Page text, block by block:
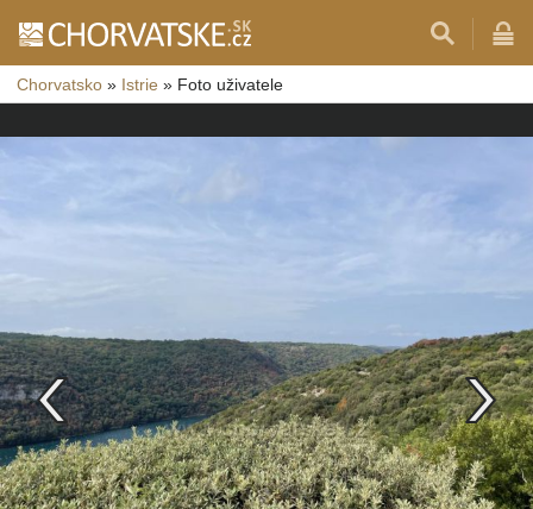
Chorvatsko » Istrie » Foto uživatele